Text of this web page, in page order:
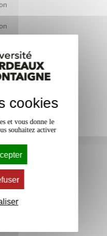
cookies
et vous donne le
souhaitez activer